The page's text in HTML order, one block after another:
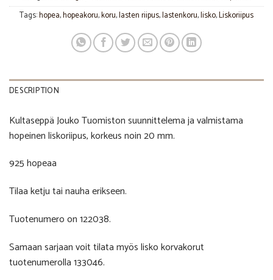
Tags:hopea,hopeakoru,koru,lasten riipus,lastenkoru,lisko,Liskoriipus
DESCRIPTION
Kultaseppä Jouko Tuomiston suunnittelema ja valmistama
hopeinen liskoriipus, korkeus noin 20 mm.
925 hopeaa
Tilaa ketju tai nauha erikseen.
Tuotenumero on 122038.
Samaan sarjaan voit tilata myös lisko korvakorut
tuotenumerolla 133046.